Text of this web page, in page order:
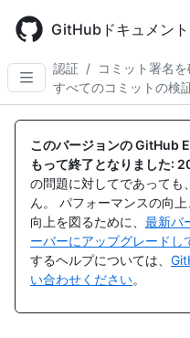
main
content
GitHubドキュメント
認証 / コミット署名
すべてのコミットの検
このバージョンの GitHub
もって終了となりました:
の問題に対してであっても
ん。 パフォーマンスの向
向上を図るために、 最新バ
ーバーにアップグレードし
するヘルプについては、
い合わせください。